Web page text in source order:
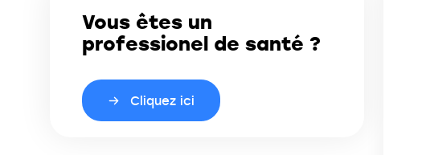
Vous êtes un
professionel de santé ?
Cliquez ici